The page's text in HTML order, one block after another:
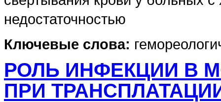
недостаточностью
Ключевые слова:
РОЛЬ ИНФЕКЦИИ В
ПРИ